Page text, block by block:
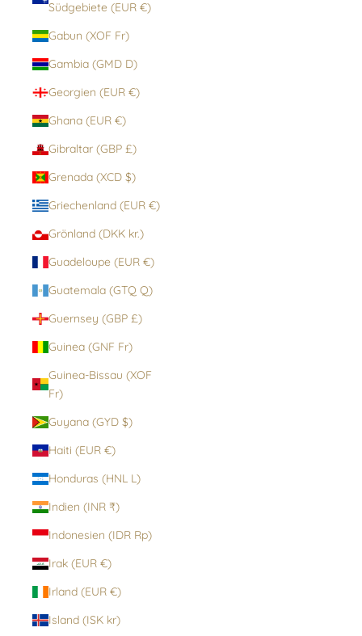
Südgebiete (EUR €)
Gabun (XOF Fr)
Gambia (GMD D)
Georgien (EUR €)
Ghana (EUR €)
Gibraltar (GBP £)
Grenada (XCD $)
Griechenland (EUR €)
Grönland (DKK kr.)
Guadeloupe (EUR €)
Guatemala (GTQ Q)
Guernsey (GBP £)
Guinea (GNF Fr)
Guinea-Bissau (XOF
Fr)
Guyana (GYD $)
Haiti (EUR €)
Honduras (HNL L)
Indien (INR ₹)
Indonesien (IDR Rp)
Irak (EUR €)
Irland (EUR €)
Island (ISK kr)